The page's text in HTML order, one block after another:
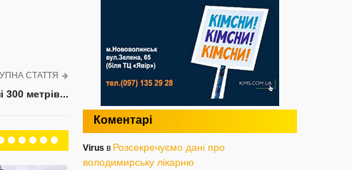
СТАТТЯ
300 метрів...
Коментарі
Virus в Розсекречуємо дані про
володимирську лікарню